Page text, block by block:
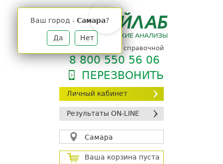
Личный кабинет
Результаты ON-LINE
Самара
Ваш город - Самара?
Да Нет
Ваша корзина пуста
телефон единой справочной
8 800 550 56 06
ПЕРЕЗВОНИТЬ